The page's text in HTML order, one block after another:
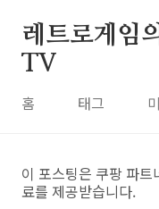
레트로게임
TV
홈 태그
이 포스팅은 쿠팡 파
료를 제공받습니다.